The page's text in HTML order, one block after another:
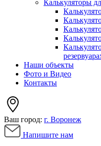
Калькуляторы
Наши объекты
Фото и Видео
Контакты
Ваш город: г. Воронеж
Напишите нам